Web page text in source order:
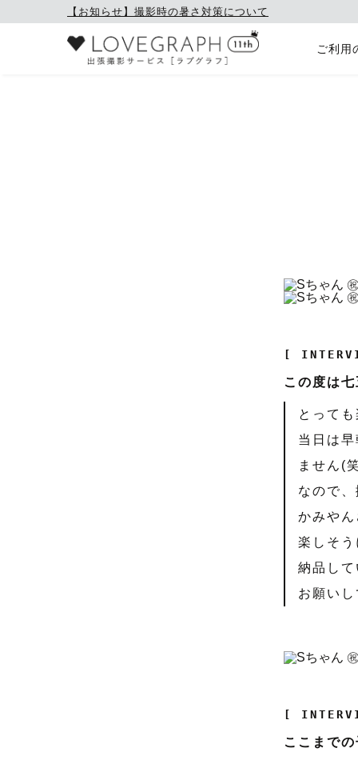
【お知らせ】撮影時の暑さ対策について
ご利用
[
この度は
とって
当日は
ません(
なので
かみや
楽しそ
納品し
お願い
[
ここまで